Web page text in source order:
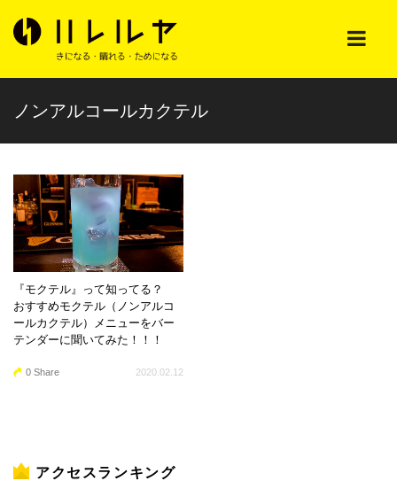
ノンアルコールカクテル
『モクテル』って知ってる？
おすすめモクテル（ノンアルコ
ールカクテル）メニューをバー
テンダーに聞いてみた！！！
0 Share 2020.02.12
アクセスランキング